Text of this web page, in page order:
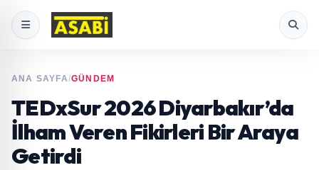
ANA SAYFA/GÜNDEM
TEDxSur 2026 Diyarbakır’da
İlham Veren Fikirleri Bir Araya
Getirdi